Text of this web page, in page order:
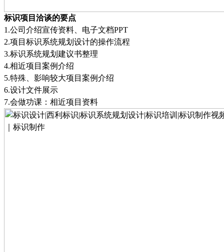
标识项目洽谈的要点
1.公司介绍宣传资料、电子文档PPT
2.项目标识系统规划设计的操作流程
3.标识系统规划建议书整理
4.相近项目案例介绍
5.特殊、影响较大项目案例介绍
6.设计文件展示
7.会做功课：相近项目资料